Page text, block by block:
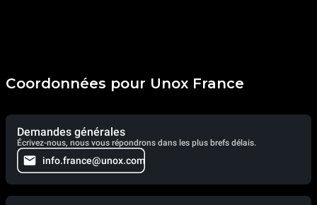
Coordonnées pour Unox France
Demandes générales
Écrivez-nous, nous vous répondrons dans les plus brefs délais.
info.france@unox.com